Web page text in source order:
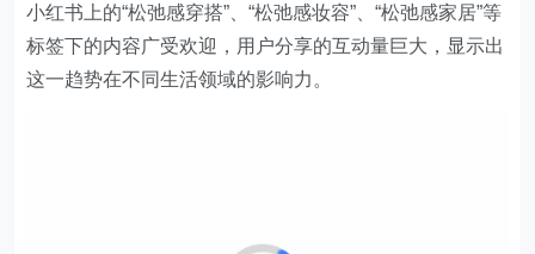
小红书上的“松弛感穿搭”、“松弛感妆容”、“松弛感家居”等
标签下的内容广受欢迎，用户分享的互动量巨大，显示出
这一趋势在不同生活领域的影响力。